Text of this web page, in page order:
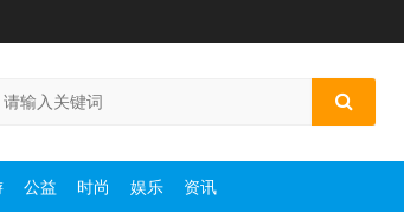
公益 时尚 娱乐 资讯